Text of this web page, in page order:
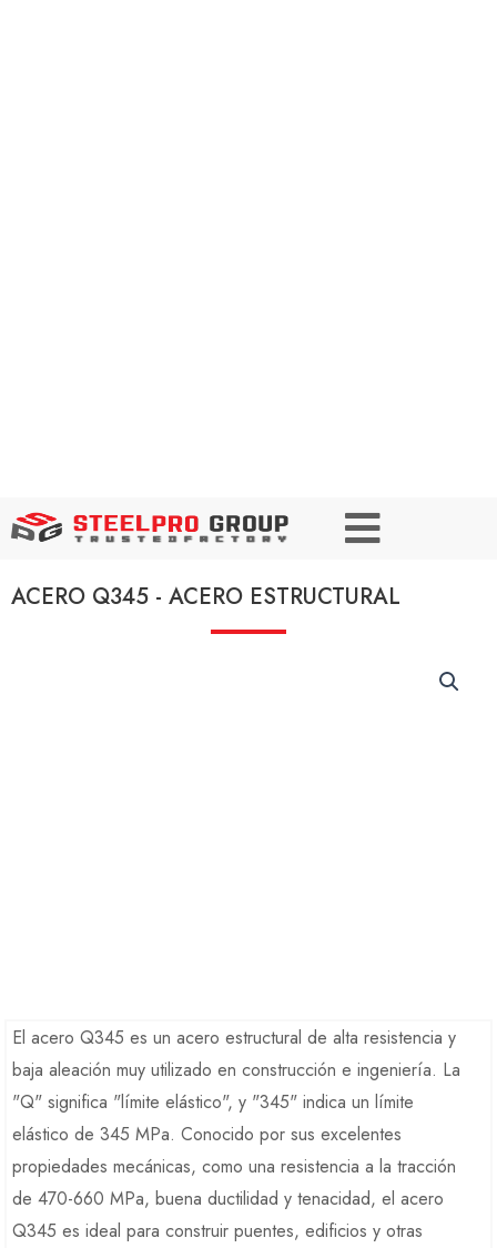
ACERO Q345 - ACERO ESTRUCTURAL
El acero Q345 es un acero estructural de alta resistencia y
baja aleación muy utilizado en construcción e ingeniería. La
"Q" significa "límite elástico", y "345" indica un límite
elástico de 345 MPa. Conocido por sus excelentes
propiedades mecánicas, como una resistencia a la tracción
de 470-660 MPa, buena ductilidad y tenacidad, el acero
Q345 es ideal para construir puentes, edificios y otras